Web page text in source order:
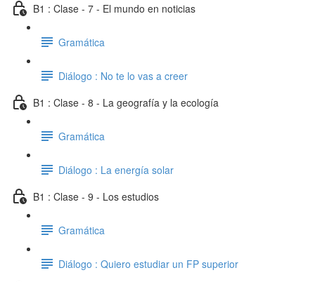
B1 : Clase - 7 - El mundo en noticias
Gramática
Diálogo : No te lo vas a creer
B1 : Clase - 8 - La geografía y la ecología
Gramática
Diálogo : La energía solar
B1 : Clase - 9 - Los estudios
Gramática
Diálogo : Quiero estudiar un FP superior